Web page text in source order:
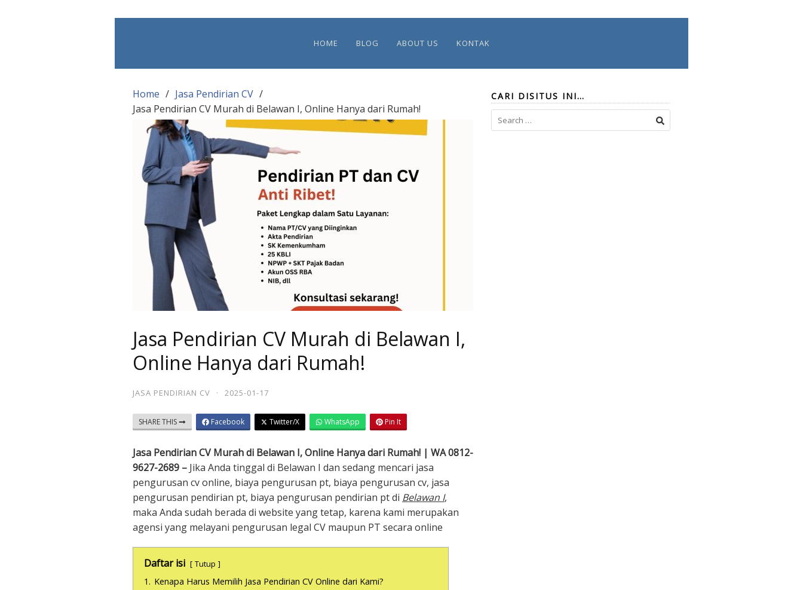
HOME BLOG ABOUT US KONTAK
Home
Jasa Pendirian CV
Jasa Pendirian CV Murah di Belawan I, Online Hanya dari Rumah!
Jasa Pendirian CV Murah di Belawan I,
Online Hanya dari Rumah!
JASA PENDIRIAN CV · 2025-01-17
SHARE THIS Facebook Twitter/X WhatsApp Pin It
Jasa Pendirian CV Murah di Belawan I, Online Hanya dari Rumah! | WA 0812-
9627-2689 – Jika Anda tinggal di Belawan I dan sedang mencari jasa
pengurusan cv online, biaya pengurusan pt, biaya pengurusan cv, jasa
pengurusan pendirian pt, biaya pengurusan pendirian pt di Belawan I,
maka Anda sudah berada di website yang tetap, karena kami merupakan
agensi yang melayani pengurusan legal CV maupun PT secara online
Daftar isi Tutup
1. Kenapa Harus Memilih Jasa Pendirian CV Online dari Kami?
CARI DISITUS INI…
Search
for: